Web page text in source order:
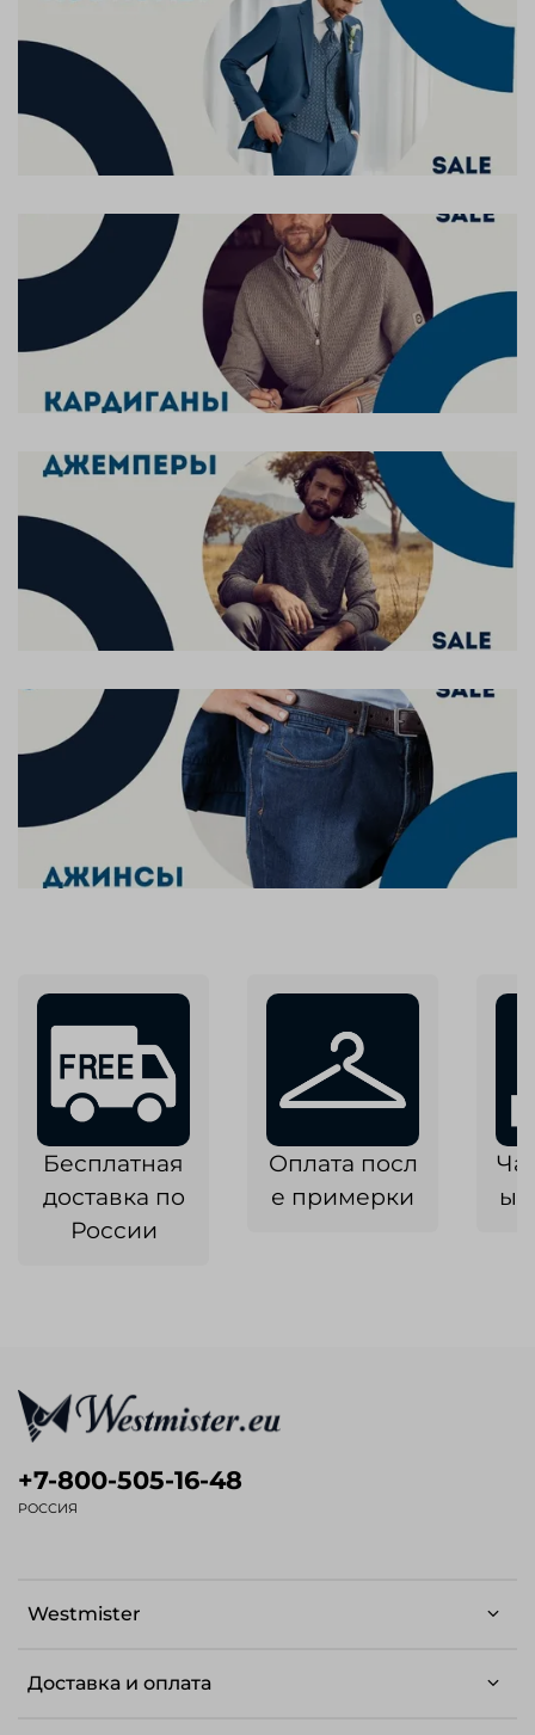
Бесплатная
доставка по
России
Оплата посл
е примерки
Westmister
Доставка и оплата
+7-800-505-16-48
РОССИЯ